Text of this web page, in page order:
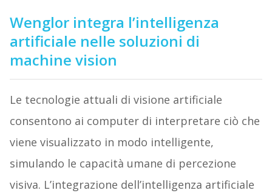
Wenglor integra l’intelligenza
artificiale nelle soluzioni di
machine vision
Le tecnologie attuali di visione artificiale
consentono ai computer di interpretare ciò che
viene visualizzato in modo intelligente,
simulando le capacità umane di percezione
visiva. L’integrazione dell’intelligenza artificiale